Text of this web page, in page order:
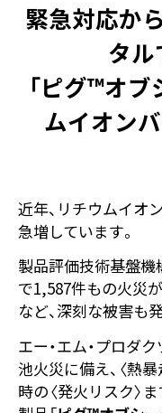
緊急対応か
タル
「ピグ™オブ
ムイオン
近年、リチウムイオ
急増しています。
製品評価技術基盤機
で1,587件もの火災
など、深刻な被害も
エー・エム・プロダ
池火災に備え、〈熱
時の〈発火リスク〉